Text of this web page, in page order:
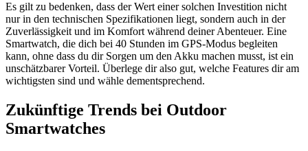
Es gilt zu bedenken, dass der Wert einer solchen Investition nicht
nur in den technischen Spezifikationen liegt, sondern auch in der
Zuverlässigkeit und im Komfort während deiner Abenteuer. Eine
Smartwatch, die dich bei 40 Stunden im GPS-Modus begleiten
kann, ohne dass du dir Sorgen um den Akku machen musst, ist ein
unschätzbarer Vorteil. Überlege dir also gut, welche Features dir am
wichtigsten sind und wähle dementsprechend.
Zukünftige Trends bei Outdoor
Smartwatches